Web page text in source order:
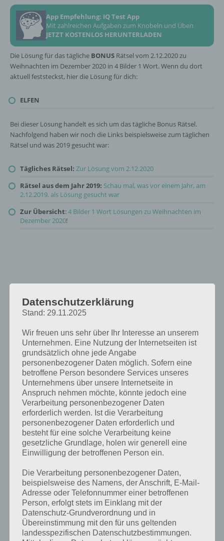
App Empfehlung: IQ Test App
Mit zahlreichen Aufgaben zum Knobeln und Üben
JETZT KOSTENLOS HERUNTERLADEN
Die Lösung für das tägliche BONUS Rätsel vom 2.12.2020 zu
Weihnachten im Dezember 2020 in 4 Bilder 1 Wort. Wenn du dort
aktuell feststeckst, hier die Lösung für dich:
ELFEN
Bei dieser Lösung handelt es sich um das tägliche Bonus Rätsel.
Nachfolgend haben wir noch die Links beispielsweise zum täglichen
Rätsel und was 2019 gesucht war:
Tägliches Rätsel: Zur Lösung vom 2.12.2020
Rätsel aus dem Jahr 2019: Schau mal, was vor einem Jahr, am
2.12.2019, als Lösung gesucht war
Zur Übersicht:4 Bilder 1 Wort Lösungen zu Weihnachten im
Dezember 2020!
Kurze Begriffserklärung zur Lösung Elfen
Elfen ist die Lösung für das tägliche Bonus Rätsel am 2.12.2020 in 4
Bilder 1 Wort, doch welche Bedeutung hat dieses eigentlich und was
gibt es dazu zu wissen? Passt das Wort auch zu Weihnachten? Zu
Datenschutzerklärung
Stand: 29.11.2025
Wir freuen uns sehr über Ihr Interesse an unserem
Unternehmen. Eine Nutzung der Internetseiten ist
grundsätzlich ohne jede Angabe
personenbezogener Daten möglich. Sofern eine
betroffene Person besondere Services unseres
Unternehmens über unsere Internetseite in
Anspruch nehmen möchte, könnte jedoch eine
Verarbeitung personenbezogener Daten
erforderlich werden. Ist die Verarbeitung
personenbezogener Daten erforderlich und
besteht für eine solche Verarbeitung keine
gesetzliche Grundlage, holen wir generell eine
Einwilligung der betroffenen Person ein.
Die Verarbeitung personenbezogener Daten,
beispielsweise des Namens, der Anschrift, E-Mail-
Adresse oder Telefonnummer einer betroffenen
Person, erfolgt stets im Einklang mit der
Datenschutz-Grundverordnung und in
Übereinstimmung mit den für uns geltenden
landesspezifischen Datenschutzbestimmungen.